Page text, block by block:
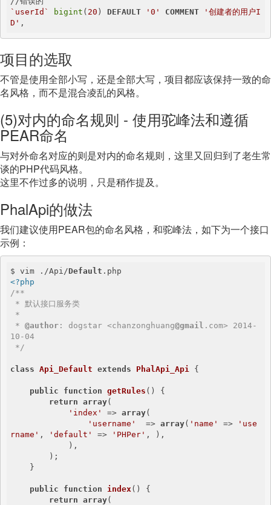
`userId`
bigint ( 20 ) DEFAULT '0' COMMENT
'创建者的用户I
D' ,
项目的选取
不管是使用全部小写，还是全部大写，项目都应该保持一致的命
名风格，而不是混合凌乱的风格。
(5)对内的命名规则 - 使用驼峰法和遵循
PEAR命名
与对外命名对应的则是对内的命名规则，这里又回归到了老生常
谈的PHP代码风格。
这里不作过多的说明，只是稍作提及。
PhalApi的做法
我们建议使用PEAR包的命名风格，和驼峰法，如下为一个接口
示例：
$ vim ./Api/Default
<?php
/**
* @author : dogstar <chanzonghuang@gmail .com> 2014-
10-04
*/
class Api_Default extends PhalApi_Api {
public function getRules ()
{
return array(
'index'
=> array(
'username'
  =>
array( 'name' =>
'use
rname' , 'default' => 'PHPer' , ),
public function index()
{
return array(